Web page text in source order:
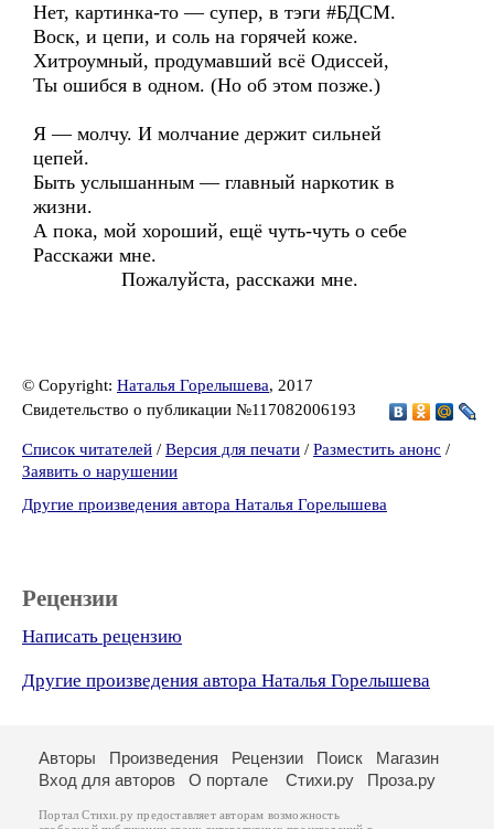
Нет, картинка-то — супер, в тэги #БДСМ.
Воск, и цепи, и соль на горячей коже.
Хитроумный, продумавший всё Одиссей,
Ты ошибся в одном. (Но об этом позже.)
Я — молчу. И молчание держит сильней
цепей.
Быть услышанным — главный наркотик в
жизни.
А пока, мой хороший, ещё чуть-чуть о себе
Расскажи мне.
Пожалуйста, расскажи мне.
© Copyright: Наталья Горелышева, 2017
Свидетельство о публикации №117082006193
Список читателей / Версия для печати / Разместить анонс /
Заявить о нарушении
Другие произведения автора Наталья Горелышева
Рецензии
Написать рецензию
Другие произведения автора Наталья Горелышева
Авторы Произведения Рецензии Поиск
Магазин
Вход для авторов
О портале Стихи.ру Проза.ру
Портал Стихи.ру предоставляет авторам возможность